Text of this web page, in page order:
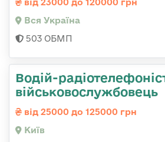
від 23000 до 120000 грн
Вся Україна
503 ОБМП
Водій-
військовослужбовець
від 25000 до 125000 грн
Київ